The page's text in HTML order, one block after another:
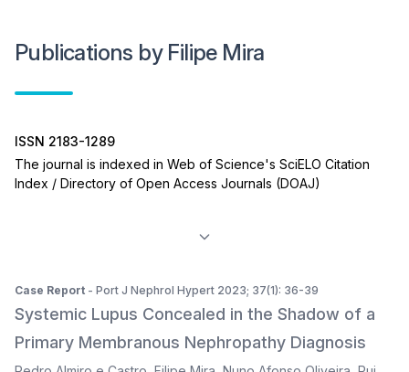
Publications by Filipe Mira
ISSN 2183-1289
The journal is indexed in Web of Science's SciELO Citation
Index / Directory of Open Access Journals (DOAJ)
Case Report - Port J Nephrol Hypert 2023; 37(1): 36-39
Systemic Lupus Concealed in the Shadow of a
Primary Membranous Nephropathy Diagnosis